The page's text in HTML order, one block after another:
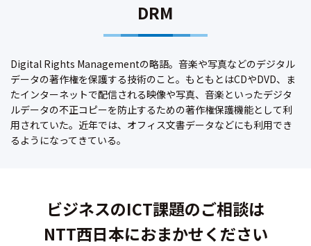
DRM
Digital Rights Managementの略語。音楽や写真などのデジタル
データの著作権を保護する技術のこと。もともとはCDやDVD、ま
たインターネットで配信される映像や写真、音楽といったデジタ
ルデータの不正コピーを防止するための著作権保護機能として利
用されていた。近年では、オフィス文書データなどにも利用でき
るようになってきている。
ビジネスのICT課題のご相談は
NTT西日本におまかせください